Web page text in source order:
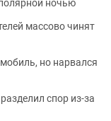
массово чинят
но нарвался
спор из-за